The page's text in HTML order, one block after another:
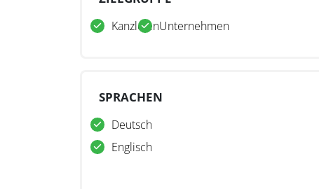
KanzleienUnternehmen
SPRACHEN
Deutsch
Englisch